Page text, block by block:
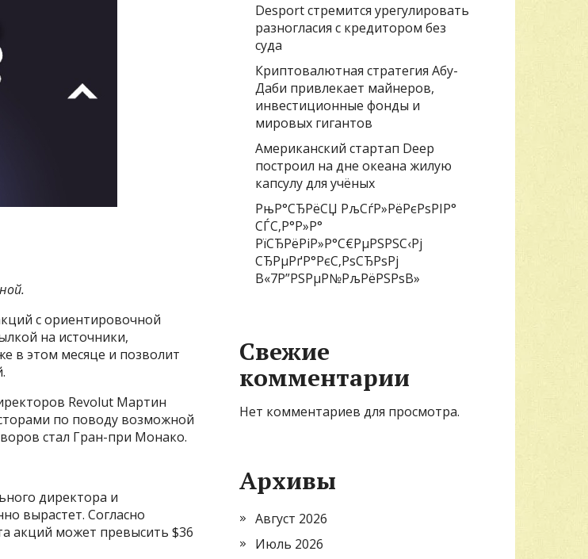
с ориентировочной
на источники,
в этом месяце и позволит
Revolut Мартин
по поводу возможной
стал Гран-при Монако.
директора и
вырастет. Согласно
акций может превысить $36
Desport стремится урегулировать
разногласия с кредитором без
суда
Криптовалютная стратегия Абу-
Даби привлекает майнеров,
инвестиционные фонды и
мировых гигантов
Американский стартап Deep
построил на дне океана жилую
капсулу для учёных
РњР°СЂРёСЏ РљСѓР»РёРєРѕРІР°
СЃС‚Р°Р»Р°
РїСЂРёРіР»Р°С€РµРЅРЅС‹Рј
СЂРµРґР°РєС‚РѕСЂРѕРј
В«7Р”РЅРµР№РљРёРЅРѕВ»
Свежие
комментарии
Нет комментариев для просмотра.
Архивы
Август 2026
Июль 2026